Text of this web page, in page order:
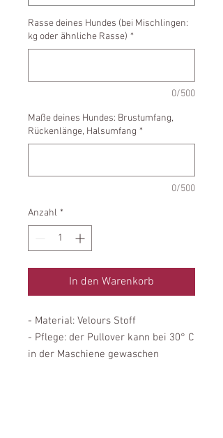
Rasse deines Hundes (bei Mischlingen:
kg oder ähnliche Rasse) *
0/500
Maße deines Hundes: Brustumfang,
Rückenlänge, Halsumfang *
0/500
Anzahl *
In den Warenkorb
- Material: Velours Stoff
- Pflege: der Pullover kann bei 30° C
in der Maschiene gewaschen